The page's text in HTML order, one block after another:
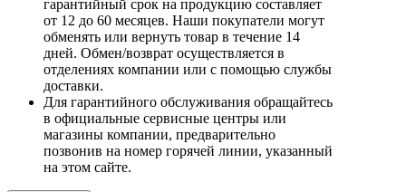
гарантийный срок на продукцию составляет
от 12 до 60 месяцев. Наши покупатели могут
обменять или вернуть товар в течение 14
дней. Обмен/возврат осуществляется в
отделениях компании или с помощью службы
доставки.
Для гарантийного обслуживания обращайтесь
в официальные сервисные центры или
магазины компании, предварительно
позвонив на номер горячей линии, указанный
на этом сайте.